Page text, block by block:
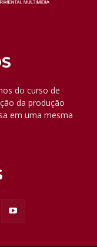
do curso de
da produção
em uma mesma